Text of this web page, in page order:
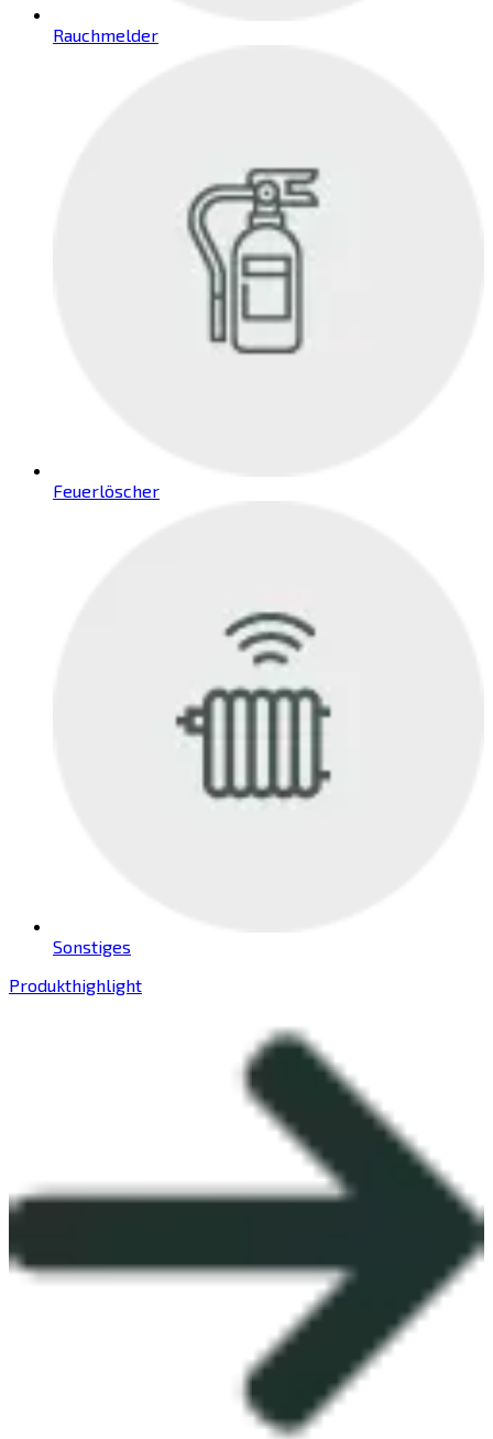
Rauchmelder
Feuerlöscher
Sonstiges
Produkthighlight